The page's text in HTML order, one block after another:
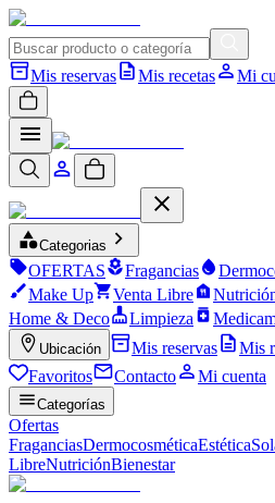
Mis reservas Mis recetas Mi
Categorias
OFERTAS Fragancias
Make Up
Venta Libre
Home & Deco
Limpieza
Ubicación Mis reservas
Mis
Favoritos
Contacto Mi cuenta
Categorías
Ofertas
FraganciasDermocosméticaEstética
LibreNutriciónBienestar